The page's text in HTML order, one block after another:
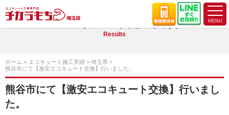
エコキュート施工実績
Results
ホーム エコキュート施工実績
埼玉県
熊谷市にて【激安エコキュート交換】行いました。
熊谷市にて【激安エコキュート交換】行いまし
た。